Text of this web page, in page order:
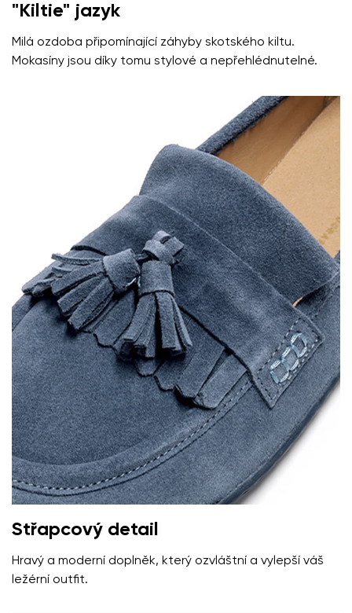
Vyberte zemi dodání
Vyberte jazyk
Změnit
"Kiltie" jazyk
Milá ozdoba připomínající záhyby skotského kiltu.
Mokasíny jsou díky tomu stylové a nepřehlédnutelné.
Střapcový detail
Hravý a moderní doplněk, který ozvláštní a vylepší váš
ležérní outfit.
Vaše jméno a příjmení
Otázka
Souhlasím se zpracováním zadaných osobních údajů
ve smyslutěchto podmínek a jejich zveřejněním.
Textové hodnocení
Hodnocení
Souhlasím se zpracováním zadaných osobních údajů
ve smyslutěchto podmínek a jejich zveřejněním.
Přidat hodnocení